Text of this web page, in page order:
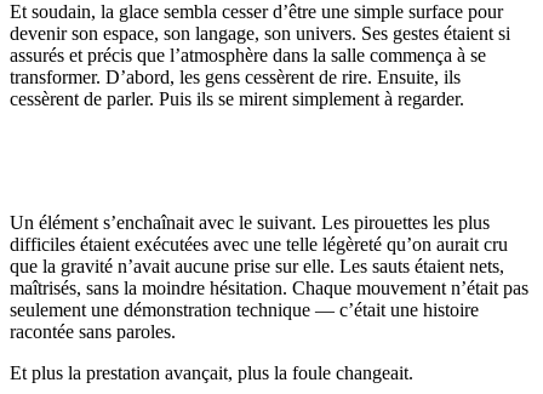
Et soudain, la glace sembla cesser d’être une simple surface pour
devenir son espace, son langage, son univers. Ses gestes étaient si
assurés et précis que l’atmosphère dans la salle commença à se
transformer. D’abord, les gens cessèrent de rire. Ensuite, ils
cessèrent de parler. Puis ils se mirent simplement à regarder.
Un élément s’enchaînait avec le suivant. Les pirouettes les plus
difficiles étaient exécutées avec une telle légèreté qu’on aurait cru
que la gravité n’avait aucune prise sur elle. Les sauts étaient nets,
maîtrisés, sans la moindre hésitation. Chaque mouvement n’était pas
seulement une démonstration technique — c’était une histoire
racontée sans paroles.
Et plus la prestation avançait, plus la foule changeait.